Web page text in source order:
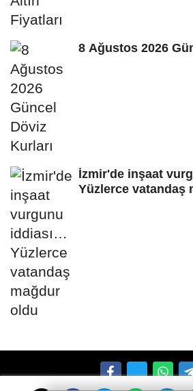
8 Ağustos 2026
İzmir'de inşaat
Yüzlerce vatandaş